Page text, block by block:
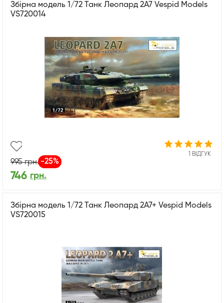
Збірна модель 1/72 Танк Леопард 2A7 Vespid Models
VS720014
1 ВІДГУК
995грн. -25%
746 грн.
Збірна модель 1/72 Танк Леопард 2A7+ Vespid Models
VS720015